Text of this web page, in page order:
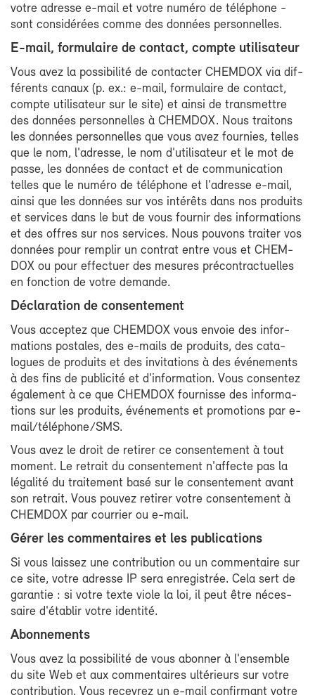
votre adresse e-​mail et votre nu­mé­ro de té­lé­phone -
sont consi­dé­rées comme des don­nées per­son­nelles.
E-​mail, for­mu­laire de contact, compte uti­li­sa­teur
Vous avez la pos­si­bi­li­té de contac­ter CHEM­DOX via dif­
fé­rents ca­naux (p. ex.: e-​mail, for­mu­laire de contact,
compte uti­li­sa­teur sur le site) et ain­si de trans­mettre
des don­nées per­son­nelles à CHEM­DOX. Nous trai­tons
les don­nées per­son­nelles que vous avez four­nies, telles
que le nom, l'adresse, le nom d'uti­li­sa­teur et le mot de
passe, les don­nées de contact et de com­mu­ni­ca­tion
telles que le nu­mé­ro de té­lé­phone et l'adresse e-​mail,
ain­si que les don­nées sur vos in­té­rêts dans nos pro­duits
et ser­vices dans le but de vous four­nir des in­for­ma­tions
et des offres sur nos ser­vices. Nous pou­vons trai­ter vos
don­nées pour rem­plir un contrat entre vous et CHEM­
DOX ou pour ef­fec­tuer des me­sures pré­con­trac­tuelles
en fonc­tion de votre de­mande.
Dé­cla­ra­tion de consen­te­ment
Vous ac­cep­tez que CHEM­DOX vous en­voie des in­for­
ma­tions pos­tales, des e-​mails de pro­duits, des ca­ta­
logues de pro­duits et des in­vi­ta­tions à des évé­ne­ments
à des fins de pu­bli­ci­té et d'in­for­ma­tion. Vous consen­tez
éga­le­ment à ce que CHEM­DOX four­nisse des in­for­ma­
tions sur les pro­duits, évé­ne­ments et pro­mo­tions par e-​
mail/té­lé­phone/SMS.
Vous avez le droit de re­ti­rer ce consen­te­ment à tout
mo­ment. Le re­trait du consen­te­ment n'af­fecte pas la
lé­ga­li­té du trai­te­ment ba­sé sur le consen­te­ment avant
son re­trait. Vous pou­vez re­ti­rer votre consen­te­ment à
CHEM­DOX par cour­rier ou e-​mail.
Gé­rer les com­men­taires et les pu­bli­ca­tions
Si vous lais­sez une contri­bu­tion ou un com­men­taire sur
ce site, votre adresse IP se­ra en­re­gis­trée. Ce­la sert de
ga­ran­tie : si votre texte viole la loi, il peut être né­ces­
saire d'éta­blir votre iden­ti­té.
Abon­ne­ments
Vous avez la pos­si­bi­li­té de vous abon­ner à l'en­semble
du site Web et aux com­men­taires ul­té­rieurs sur votre
contri­bu­tion. Vous re­ce­vrez un e-​mail confir­mant votre